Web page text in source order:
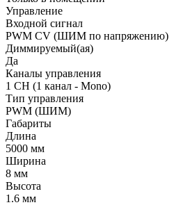
Управление
Входной сигнал
PWM СV (ШИМ по напряжению)
Диммируемый(ая)
Да
Каналы управления
1 CH (1 канал - Mono)
Тип управления
PWM (ШИМ)
Габариты
Длина
5000 мм
Ширина
8 мм
Высота
1.6 мм